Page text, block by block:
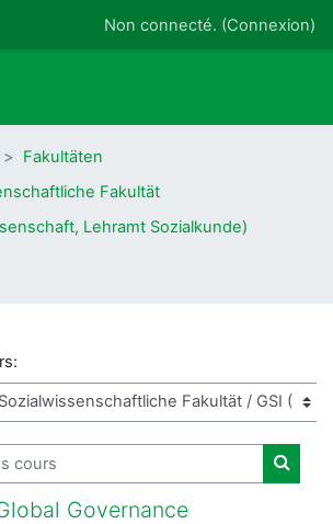
Non connecté. (Connexion)
Fakultäten
Fakultät
Lehramt Sozialkunde)
Governance